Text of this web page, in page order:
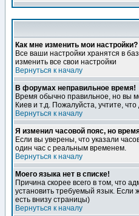
Как мне изменить мои настройки?
Все ваши настройки хранятся в
изменить все свои настройки
Вернуться к началу
В форумах неправильное время!
Время обычно правильное, но вы
Киев и т.д. Пожалуйста, учтите,
Вернуться к началу
Я изменил часовой пояс, но
Если вы уверены, что указали
один час с реальным временем.
Вернуться к началу
Моего языка нет в списке!
Причина скорее всего в том, что
установить требуемый язык. Если
есть внизу страницы)
Вернуться к началу